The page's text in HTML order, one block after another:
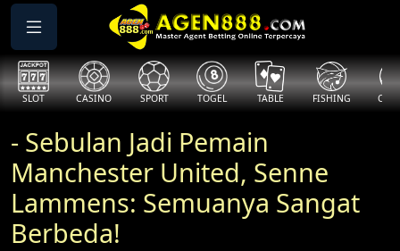
SLOT CASINO SPORT TOGEL TABLE FISHING
- Sebulan Jadi Pemain
Manchester United, Senne
Lammens: Semuanya Sangat
Berbeda!